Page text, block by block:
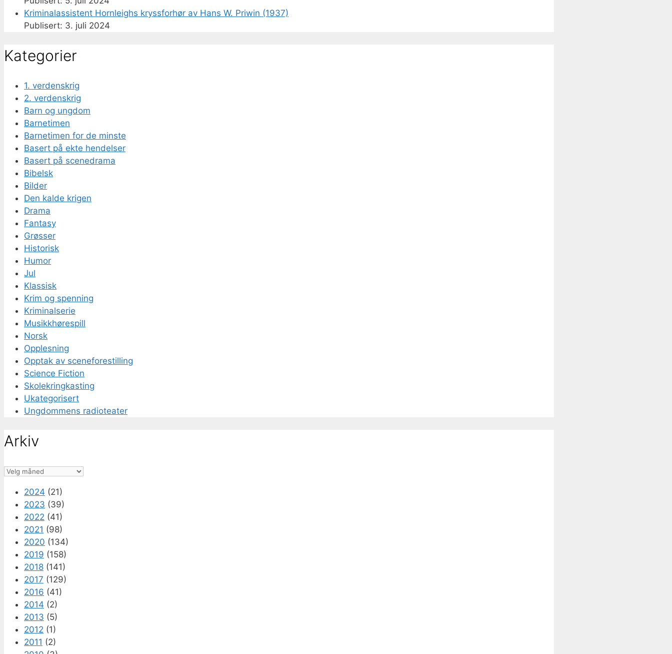
Kriminalassistent Hornleighs kryssforhør av Hans W. Priwin (1937)
3. juli 2024
Kategorier
1. verdenskrig
2. verdenskrig
Barn og ungdom
Barnetimen
Barnetimen for de minste
Basert på ekte hendelser
Basert på scenedrama
Bibelsk
Bilder
Den kalde krigen
Drama
Fantasy
Grøsser
Historisk
Humor
Jul
Klassisk
Krim og spenning
Kriminalserie
Musikkhørespill
Norsk
Opplesning
Opptak av sceneforestilling
Science Fiction
Skolekringkasting
Ukategorisert
Ungdommens radioteater
Arkiv
Arkiv
2024 (21)
2023 (39)
2022 (41)
2021 (98)
2020 (134)
2019 (158)
2018 (141)
2017 (129)
2016 (41)
2014 (2)
2013 (5)
2012 (1)
2011 (2)